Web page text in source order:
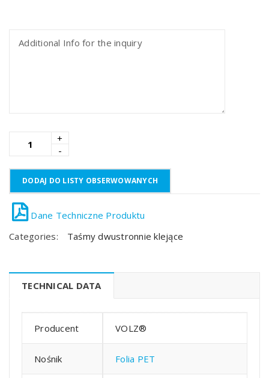
DODAJ DO LISTY OBSERWOWANYCH
Categories: Taśmy dwustronnie klejące
TECHNICAL DATA
Producent VOLZ®
Nośnik Folia PET